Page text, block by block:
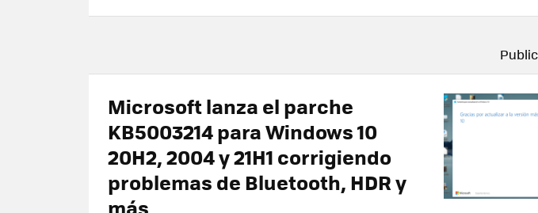
Microsoft lanza el parche
KB5003214 para Windows 10
20H2, 2004 y 21H1 corrigiendo
problemas de Bluetooth, HDR y
más